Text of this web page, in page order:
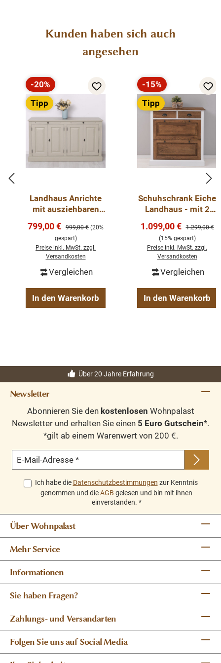
Produktgalerie überspringen
Kunden haben sich auch
angesehen
Rabatt
-20%
Tipp
Landhaus Anrichte
mit ausziehbaren
Massives Sideboard
Verkaufspreis:
799,00 € Regulärer Preis:
999,00 € (20%
gespart)
Preise inkl. MwSt. zzgl.
Versandkosten
Vergleichen
In den Warenkorb
Rabatt
-15%
Tipp
Schuhschrank Eiche
Landhaus - mit 2
Verkaufspreis:
1.099,00 € Regulärer
1.299,00 €
(15% gespart)
Preise inkl. MwSt. zzgl.
Versandkosten
Vergleichen
In den Warenkorb
Über 20 Jahre Erfahrung
Newsletter
Abonnieren Sie den kostenlosen Wohnpalast
Newsletter und erhalten Sie einen 5 Euro Gutschein*.
*gilt ab einem Warenwert von 200 €.
E-Mail-Adresse *
Ich habe die Datenschutzbestimmungen zur Kenntnis
genommen und dieAGB gelesen und bin mit ihnen
einverstanden. *
Über Wohnpalast
Mehr Service
Informationen
Sie haben Fragen?
Zahlungs- und Versandarten
Folgen Sie uns auf Social Media